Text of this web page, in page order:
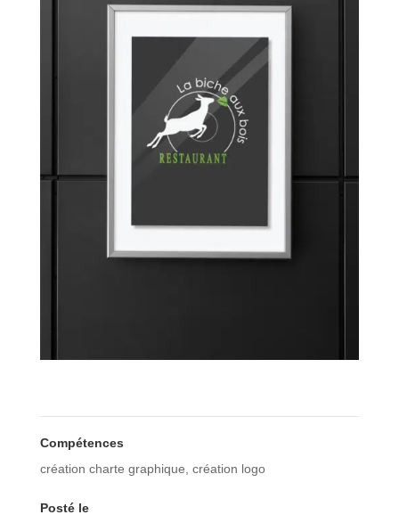
Compétences
création charte graphique, création logo
Posté le